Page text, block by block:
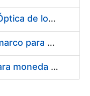
Conexión mediante Fibra Óptica de los Centros de Proceso de Datos (CPDs) de las sedes de la FNMT-RCM de Burgos y Madrid
Contratación de acuerdo marco para el Suministro de Material de Electricidad para la Fábrica Nacional de Moneda y Timbre-Real Casa de la Moneda en su centro de trabajo de Burgos
Suministro de estuches para moneda de 30 €